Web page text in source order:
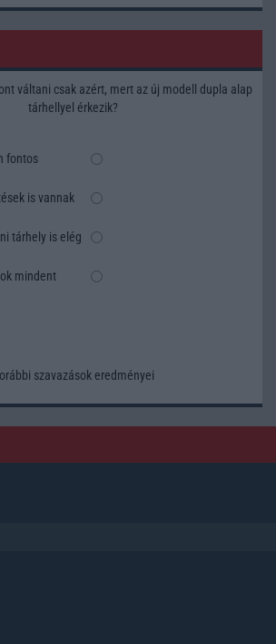
váltani csak azért, mert az új modell dupla alap
tárhellyel érkezik?
fontos
is vannak
tárhely is elég
mindent
szavazások eredményei